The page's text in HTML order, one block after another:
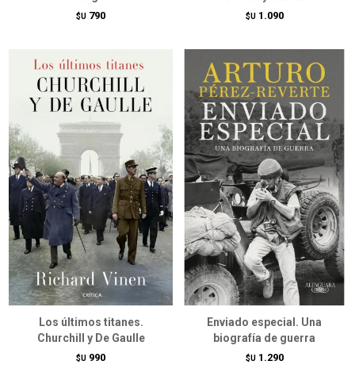
$U 790 $U 1.090
Los últimos titanes.
Churchill y De Gaulle
$U 990
Enviado especial. Una
biografía de guerra
$U 1.290